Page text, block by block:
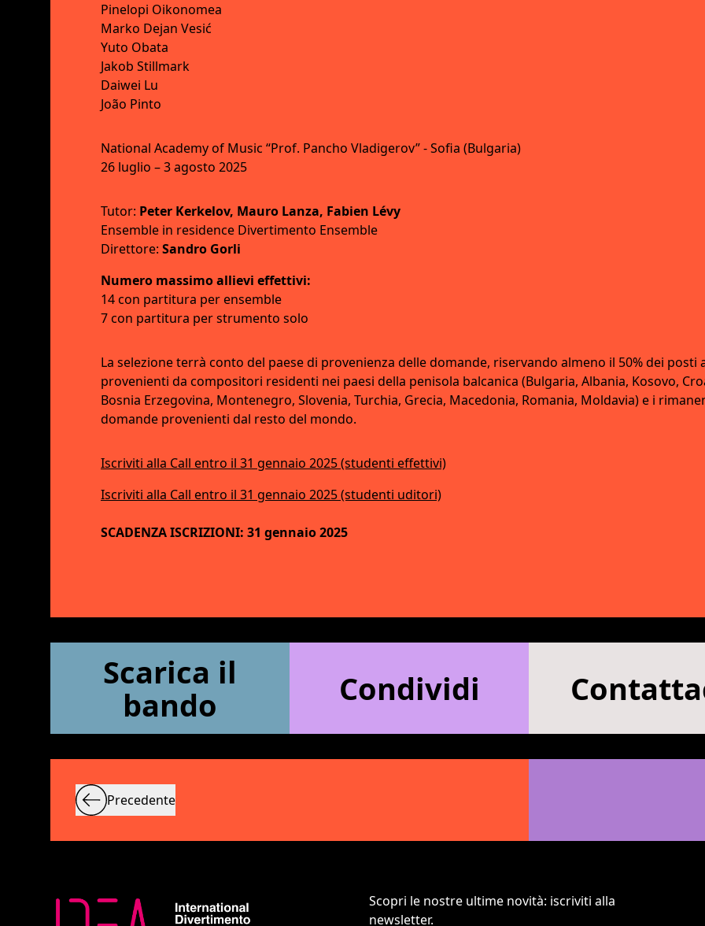
Pinelopi Oikonomea
Marko Dejan Vesić
Yuto Obata
Jakob Stillmark
Daiwei Lu
João Pinto
National Academy of Music “Prof. Pancho Vladigerov” - Sofia (Bulgaria)
26 luglio – 3 agosto 2025
Tutor: Peter Kerkelov, Mauro Lanza, Fabien Lévy
Ensemble in residence Divertimento Ensemble
Direttore: Sandro Gorli
Numero massimo allievi effettivi:
14 con partitura per ensemble
7 con partitura per strumento solo
La selezione terrà conto del paese di provenienza delle domande, riservando almeno il 50% dei posti
provenienti da compositori residenti nei paesi della penisola balcanica (Bulgaria, Albania, Kosovo,
Bosnia Erzegovina, Montenegro, Slovenia, Turchia, Grecia, Macedonia, Romania, Moldavia) e i
domande provenienti dal resto del mondo.
Iscriviti alla Call entro il 31 gennaio 2025 (studenti effettivi)
Iscriviti alla Call entro il 31 gennaio 2025 (studenti uditori)
SCADENZA ISCRIZIONI: 31 gennaio 2025
Scarica il
bando
Condividi
Precedente
Scopri le nostre ultime novità: iscriviti alla
newsletter.